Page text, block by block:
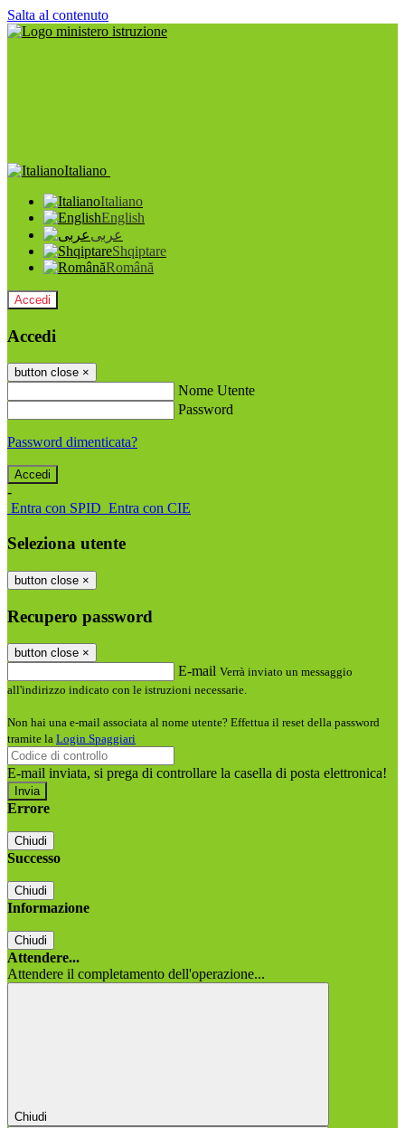
Salta al contenuto
Italiano
Italiano
English
عربى
Shqiptare
Română
Accedi
Accedi
button close ×
Nome Utente
Password
Password dimenticata?
-
Entra con SPID Entra con CIE
Seleziona utente
button close ×
Recupero password
button close ×
E-mail Verrà inviato un messaggio
all'indirizzo indicato con le istruzioni necessarie.
Non hai una e-mail associata al nome utente? Effettua il reset della password
tramite la Login Spaggiari
E-mail inviata, si prega di controllare la casella di posta elettronica!
Errore
Chiudi
Successo
Chiudi
Informazione
Chiudi
Attendere...
Attendere il completamento dell'operazione...
Chiudi